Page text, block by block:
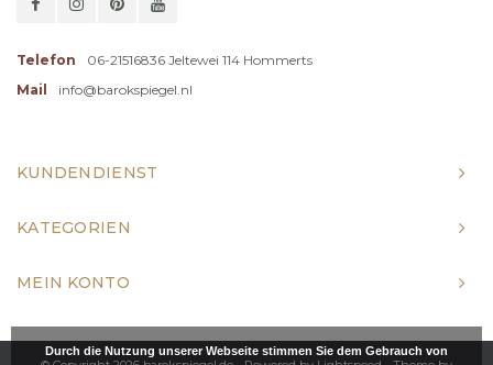
Telefon
06-21516836 Jeltewei 114 Hommerts
Mail
info@barokspiegel.nl
KUNDENDIENST
KATEGORIEN
MEIN KONTO
Durch die Nutzung unserer Webseite stimmen Sie dem Gebrauch von